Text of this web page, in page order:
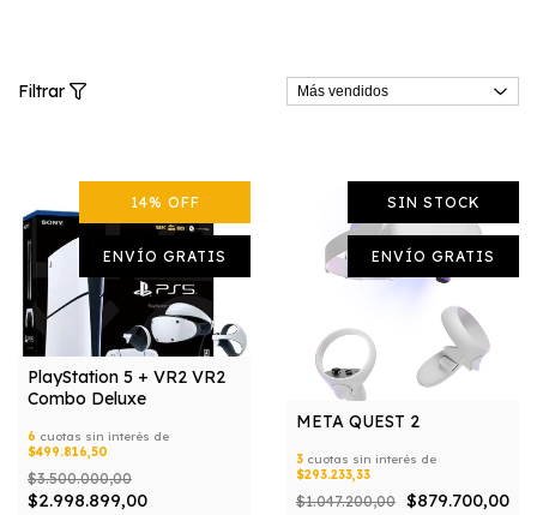
Filtrar
14% OFF
ENVÍO GRATIS
PlayStation 5 + VR2 VR2
Combo Deluxe
6 cuotas sin interés de
$499.816,50
$3.500.000,00
$2.998.899,00
SIN STOCK
ENVÍO GRATIS
META QUEST 2
3 cuotas sin interés de
$293.233,33
$1.047.200,00 $879.700,00